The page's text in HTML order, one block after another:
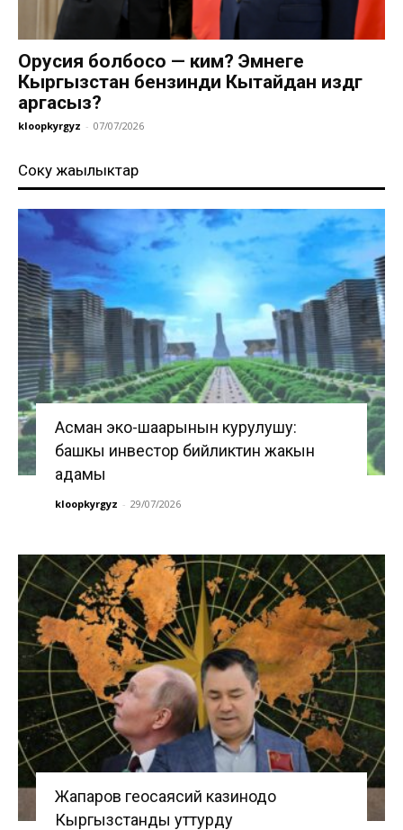
Орусия болбосо — ким? Эмнеге
Кыргызстан бензинди Кытайдан издөөгө
аргасыз?
kloopkyrgyz - 07/07/2026
Соңку жаңылыктар
Асман эко-шаарынын курулушу:
башкы инвестор бийликтин жакын
адамы
kloopkyrgyz - 29/07/2026
Жапаров геосаясий казинодо
Кыргызстанды уттурду